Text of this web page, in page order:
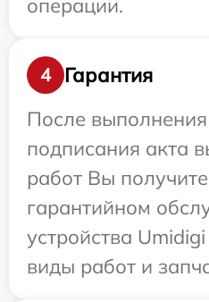
операции.
4
Гарантия
После
подписания акта
работ Вы
гарантийном
устройства
виды работ и